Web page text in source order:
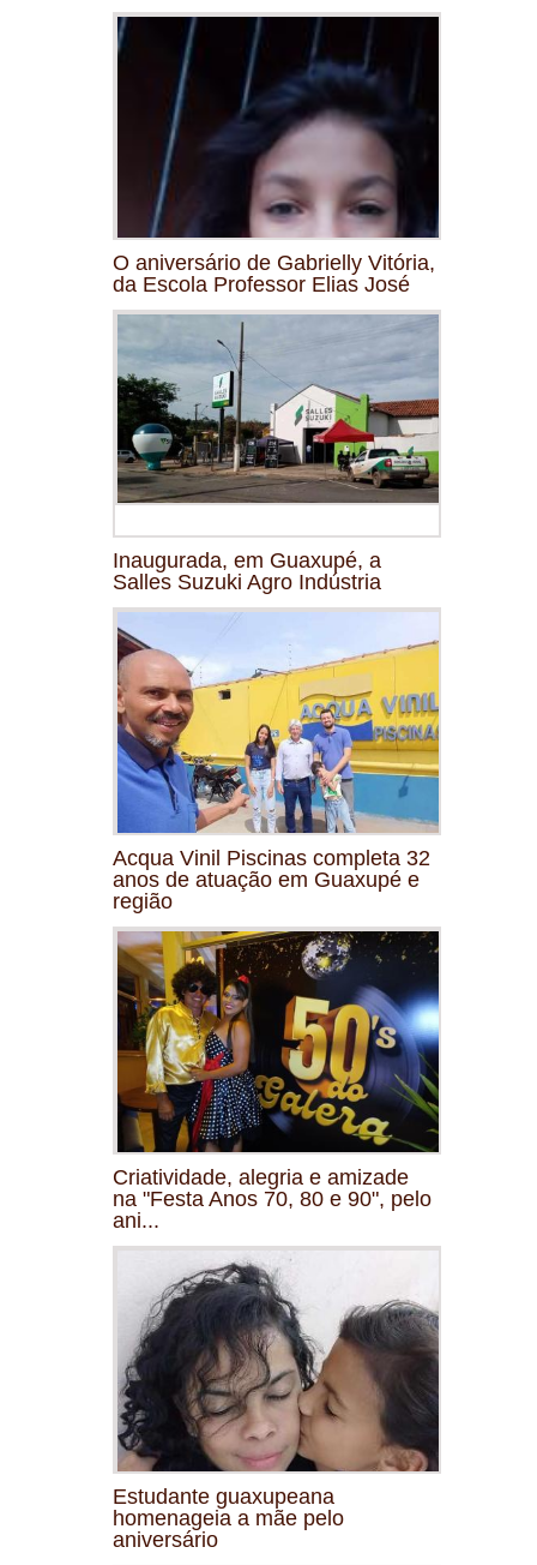
O aniversário de Gabrielly Vitória,
da Escola Professor Elias José
Inaugurada, em Guaxupé, a
Salles Suzuki Agro Indústria
Acqua Vinil Piscinas completa 32
anos de atuação em Guaxupé e
região
Criatividade, alegria e amizade
na "Festa Anos 70, 80 e 90", pelo
ani...
Estudante guaxupeana
homenageia a mãe pelo
aniversário